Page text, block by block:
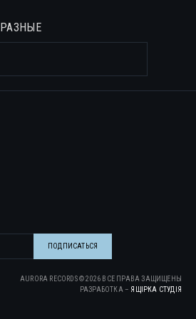
РАЗНЫЕ
AURORA RECORDS ©2026 ВСЕ ПРАВА ЗАЩИЩЕНЫ
РАЗРАБОТКА – ЯЩІРКА CТУДІЯ